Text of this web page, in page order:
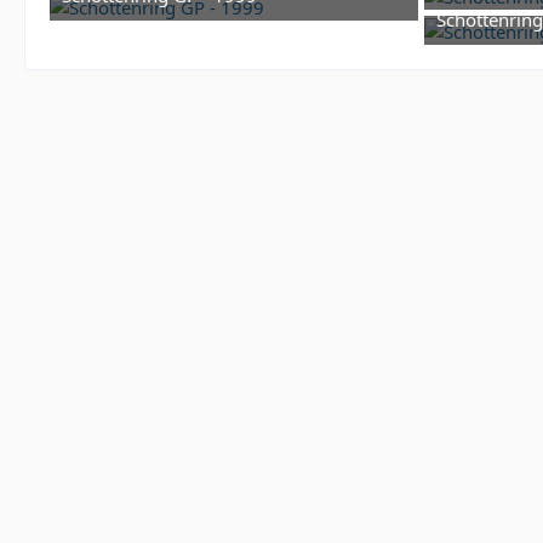
9. Februar 2026 um 09:53
9.
9.